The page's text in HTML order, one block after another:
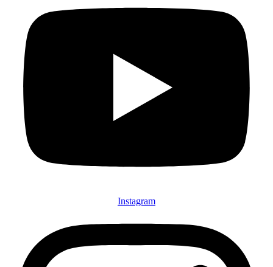
Instagram